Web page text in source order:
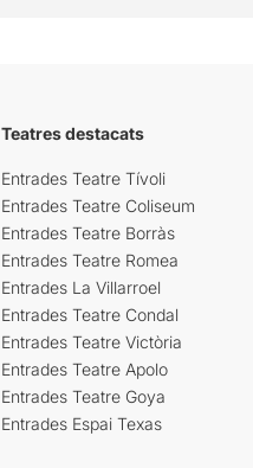
Teatres destacats
Entrades Teatre Tívoli
Entrades Teatre Coliseum
Entrades Teatre Borràs
Entrades Teatre Romea
Entrades La Villarroel
Entrades Teatre Condal
Entrades Teatre Victòria
Entrades Teatre Apolo
Entrades Teatre Goya
Entrades Espai Texas